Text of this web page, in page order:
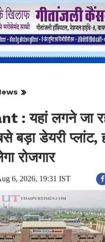
: यहां लगने जा
बड़ा डेयरी प्लांट,
रोजगार
6, 2026, 19:31 IST